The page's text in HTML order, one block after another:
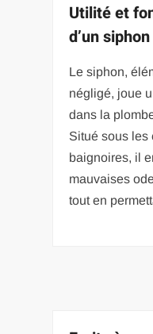
Utilité et
d’un
Le siphon,
négligé, joue
dans la
Situé sous les
baignoires, il
mauvaises
tout en